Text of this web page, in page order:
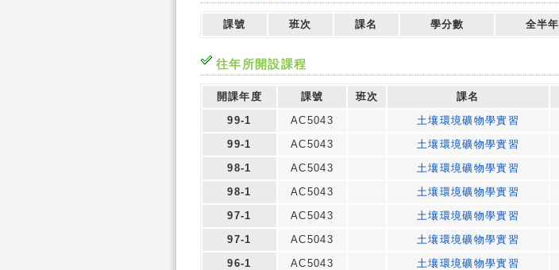
課號 班次 課名 學分數 全半年
往年所開設課程
開課年度 課號 班次 課名
99-1
AC5043 土壤環境礦物學實習
99-1
AC5043 土壤環境礦物學實習
98-1
AC5043 土壤環境礦物學實習
98-1
AC5043 土壤環境礦物學實習
97-1
AC5043 土壤環境礦物學實習
97-1
AC5043 土壤環境礦物學實習
96-1
AC5043 土壤環境礦物學實習